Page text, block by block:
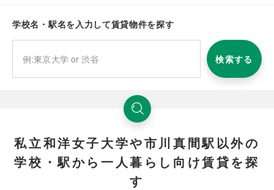
学校名・駅名を入力して賃貸物件を探す
検索する
私立和洋女子大学や市川真間駅以外の
学校・駅から一人暮らし向け賃貸を探
す